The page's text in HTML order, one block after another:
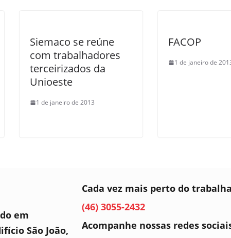
Siemaco se reúne
com trabalhadores
terceirizados da
Unioeste
1 de janeiro de 2013
FACOP
1 de janeiro de
em
São João,
Cada vez mais perto do
(46) 3055-2432
Acompanhe nossas redes